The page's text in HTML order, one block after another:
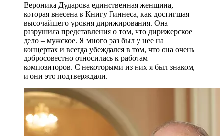
Вероника Дударова единственная женщина,
которая внесена в Книгу Гиннеса, как достигшая
высочайшего уровня дирижирования. Она
разрушила представления о том, что дирижерское
дело – мужское. Я много раз был у нее на
концертах и всегда убеждался в том, что она очень
добросовестно относилась к работам
композиторов. С некоторыми из них я был знаком,
и они это подтверждали.